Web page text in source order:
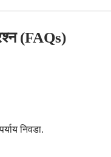
(FAQs)
निवडा.